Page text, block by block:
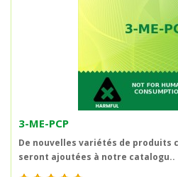
3-ME-PCP
De nouvelles variétés de produits
seront ajoutées à notre catalogu..